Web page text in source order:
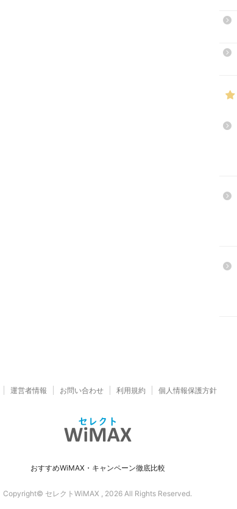
運営者情報 お問い合わせ 利用規約 個人情報保護方針
おすすめWiMAX・キャンペーン徹底比較
Copyright© セレクトWiMAX , 2026 All Rights Reserved.